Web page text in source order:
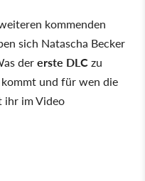
kommenden
sich Natascha Becker
dererste DLC zu
und für wen die
ihr im Video